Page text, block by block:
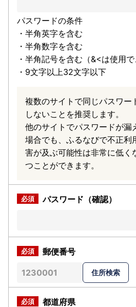
パスワードの条件
・半角英字を含む
・半角数字を含む
・半角記号を含む（&<は使用で
・9文字以上32文字以下
複数のサイトで同じパスワー
しないことを推奨します。
他のサイトでパスワードが漏
場合でも、ふるなびで不正利
害が及ぶ可能性は非常に低く
つことができます。
パスワード（確認）
郵便番号
都道府県